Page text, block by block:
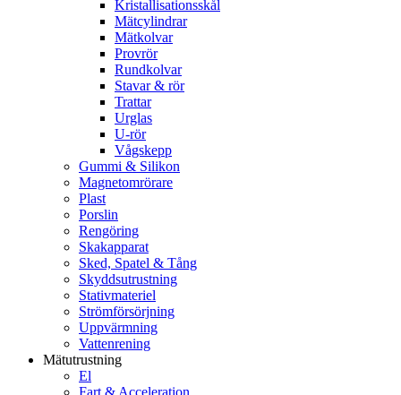
Kristallisationsskål
Mätcylindrar
Mätkolvar
Provrör
Rundkolvar
Stavar & rör
Trattar
Urglas
U-rör
Vågskepp
Gummi & Silikon
Magnetomrörare
Plast
Porslin
Rengöring
Skakapparat
Sked, Spatel & Tång
Skyddsutrustning
Stativmateriel
Strömförsörjning
Uppvärmning
Vattenrening
Mätutrustning
El
Fart & Acceleration